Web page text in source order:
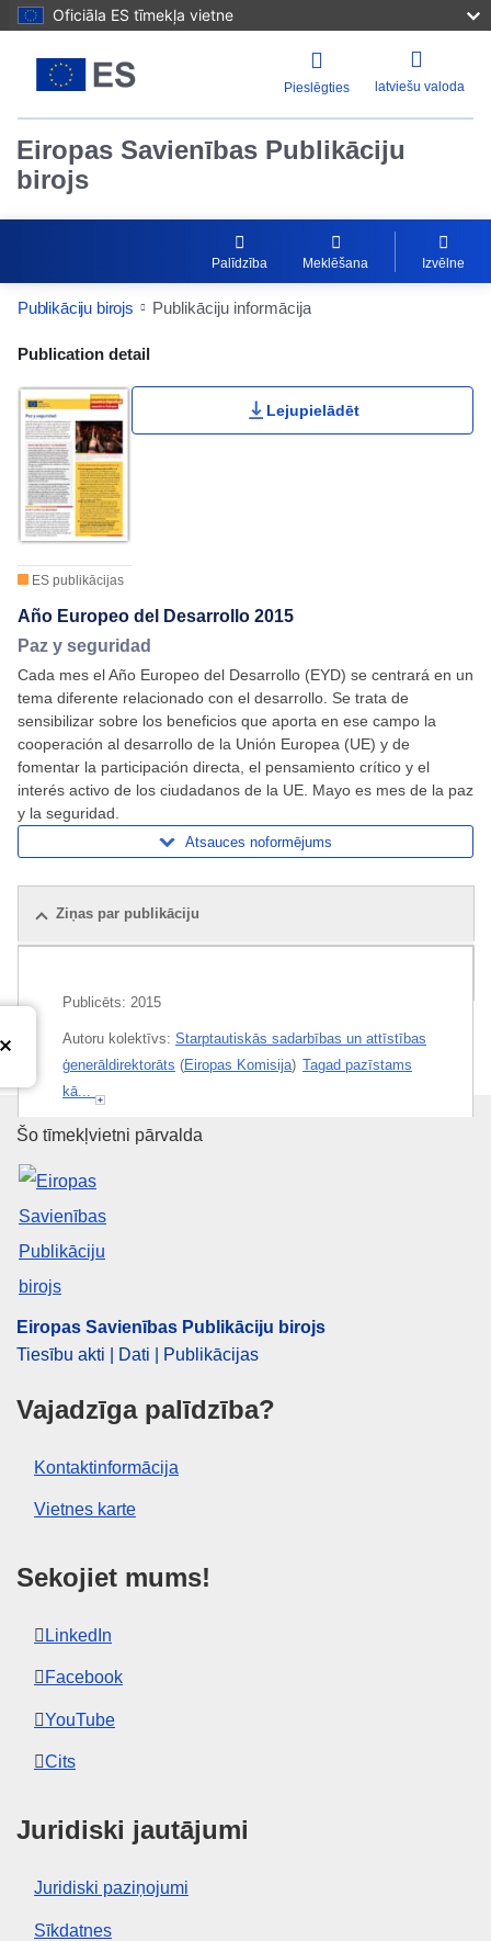
Oficiāla ES tīmekļa vietne
Pieslēgties latviešu valoda
Eiropas Savienības Publikāciju
birojs
Palīdzība Meklēšana Izvēlne
Publikāciju birojs Publikāciju informācija
Publication Detail Actions Portlet
Publication detail
ES publikācijas
Lejupielādēt
Año Europeo del Desarrollo 2015
Paz y seguridad
Cada mes el Año Europeo del Desarrollo (EYD) se centrará en un
tema diferente relacionado con el desarrollo. Se trata de
sensibilizar sobre los beneficios que aporta en ese campo la
cooperación al desarrollo de la Unión Europea (UE) y de
fomentar la participación directa, el pensamiento crítico y el
interés activo de los ciudadanos de la UE. Mayo es mes de la paz
y la seguridad.
Atsauces noformējums
Ziņas par publikāciju
Publicēts: 2015
Autoru kolektīvs: Starptautiskās sadarbības un attīstības
ģenerāldirektorāts (Eiropas Komisija) Tagad pazīstams
kā...
TematiAttīstības politika
,sabiedrības drošība
kampaņa
PDF
Drukāts
Released on EU publications website:
Šo publikāciju var lejupielādēt tīmekļa formātā
ES publikāciju kopijas, skatīt mūsu bieži
Eiropas Savienības Publikāciju
Šo tīmekļvietni pārvalda
Eiropas Savienības Publikāciju birojs
Tiesību akti | Dati | Publikācijas
Vajadzīga palīdzība?
Kontaktinformācija
Vietnes karte
Sekojiet mums!
LinkedIn
Facebook
YouTube
Cits
Juridiski jautājumi
Juridiski paziņojumi
Sīkdatnes